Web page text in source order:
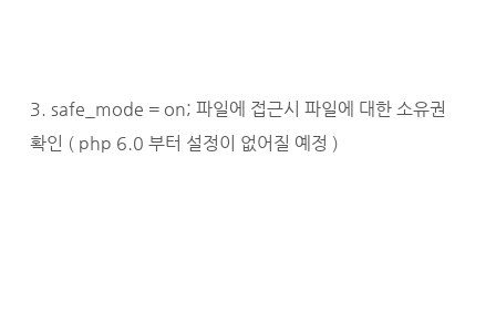
3. safe_mode = on; 파일에 접근시 파일에 대한 소유권
확인 ( php 6.0 부터 설정이 없어질 예정 )